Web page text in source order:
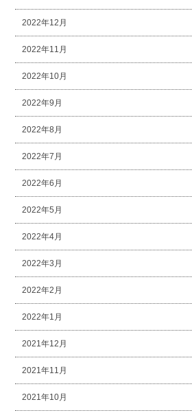
2022年12月
2022年11月
2022年10月
2022年9月
2022年8月
2022年7月
2022年6月
2022年5月
2022年4月
2022年3月
2022年2月
2022年1月
2021年12月
2021年11月
2021年10月